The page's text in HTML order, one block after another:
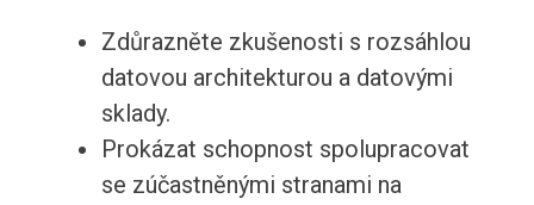
Zdůrazněte zkušenosti s rozsáhlou
datovou architekturou a datovými
sklady.
Prokázat schopnost spolupracovat
se zúčastněnými stranami na